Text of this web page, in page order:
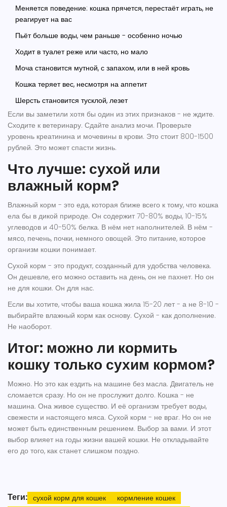
Меняется поведение: кошка прячется, перестаёт играть, не
реагирует на вас
Пьёт больше воды, чем раньше - особенно ночью
Ходит в туалет реже или часто, но мало
Моча становится мутной, с запахом, или в ней кровь
Кошка теряет вес, несмотря на аппетит
Шерсть становится тусклой, лезет
Если вы заметили хотя бы один из этих признаков - не ждите.
Сходите к ветеринару. Сдайте анализ мочи. Проверьте
уровень креатинина и мочевины в крови. Это стоит 800-1500
рублей. Это может спасти жизнь.
Что лучше: сухой или
влажный корм?
Влажный корм - это еда, которая ближе всего к тому, что кошка
ела бы в дикой природе. Он содержит 70-80% воды, 10-15%
углеводов и 40-50% белка. В нём нет наполнителей. В нём -
мясо, печень, почки, немного овощей. Это питание, которое
организм кошки понимает.
Сухой корм - это продукт, созданный для удобства человека.
Он дешевле, его можно оставить на день, он не пахнет. Но он
не для кошки. Он для нас.
Если вы хотите, чтобы ваша кошка жила 15-20 лет - а не 8-10 -
выбирайте влажный корм как основу. Сухой - как дополнение.
Не наоборот.
Итог: можно ли кормить
кошку только сухим кормом?
Можно. Но это как ездить на машине без масла. Двигатель не
сломается сразу. Но он не прослужит долго. Кошка - не
машина. Она живое существо. И её организм требует воды,
свежести и настоящего мяса. Сухой корм - не враг. Но он не
может быть единственным решением. Выбор за вами. И этот
выбор влияет на годы жизни вашей кошки. Не откладывайте
его до того, как станет слишком поздно.
Теги: сухой корм для кошек
кормление кошек